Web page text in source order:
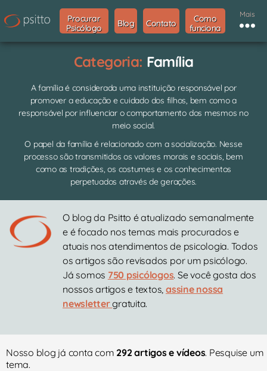
Procurar
Psicólogo
Blog Contato
Como
funciona
Mais
Categoria: Família
A família é considerada uma instituição responsável por
promover a educação e cuidado dos filhos, bem como a
responsável por influenciar o comportamento dos mesmos no
meio social.
O papel da família é relacionado com a socialização. Nesse
processo são transmitidos os valores morais e sociais, bem
como as tradições, os costumes e os conhecimentos
perpetuados através de gerações.
O blog da Psitto é atualizado semanalmente
e é focado nos temas mais procurados e
atuais nos atendimentos de psicologia. Todos
os artigos são revisados por um psicólogo.
Já somos 750 psicólogos. Se você gosta dos
nossos artigos e textos, assine nossa
newslettergratuita.
Nosso blog já conta com 292 artigos e vídeos. Pesquise um
tema.